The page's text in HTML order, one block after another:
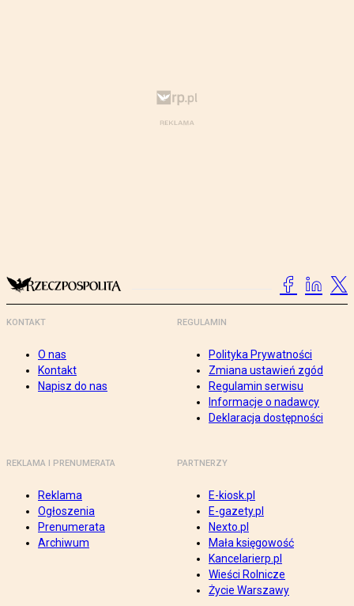
KONTAKT
O nas
Kontakt
Napisz do nas
REGULAMIN
Polityka Prywatności
Zmiana ustawień zgód
Regulamin serwisu
Informacje o nadawcy
Deklaracja dostępności
REKLAMA I PRENUMERATA
Reklama
Ogłoszenia
Prenumerata
Archiwum
PARTNERZY
E-kiosk.pl
E-gazety.pl
Nexto.pl
Mała księgowość
Kancelarierp.pl
Wieści Rolnicze
Życie Warszawy